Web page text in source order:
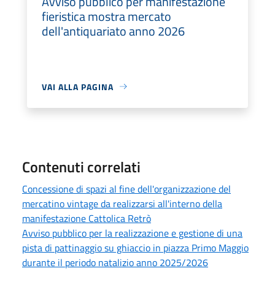
fieristica mostra mercato
dell'antiquariato anno 2026
VAI ALLA PAGINA
Contenuti correlati
Concessione di spazi al fine dell'organizzazione del
mercatino vintage da realizzarsi all'interno della
manifestazione Cattolica Retrò
Avviso pubblico per la realizzazione e gestione di una
pista di pattinaggio su ghiaccio in piazza Primo Maggio
durante il periodo natalizio anno 2025/2026